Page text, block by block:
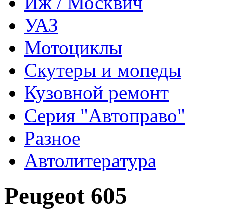
УАЗ
Мотоциклы
Скутеры и мопеды
Кузовной ремонт
Серия "Автоправо"
Разное
Автолитература
Peugeot 605